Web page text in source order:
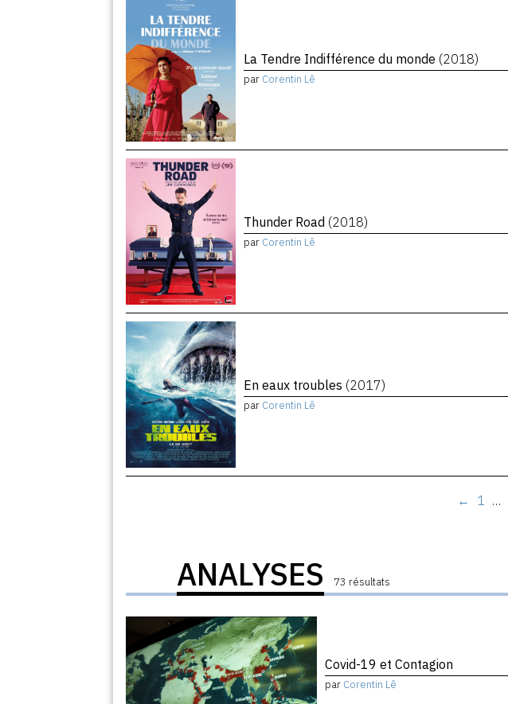
La Tendre Indifférence du monde (2018)
par Corentin Lê
Thunder Road (2018)
par Corentin Lê
En eaux troubles (2017)
par Corentin Lê
← 1 …
ANALYSES 73 résultats
Covid-19 et Contagion
par Corentin Lê